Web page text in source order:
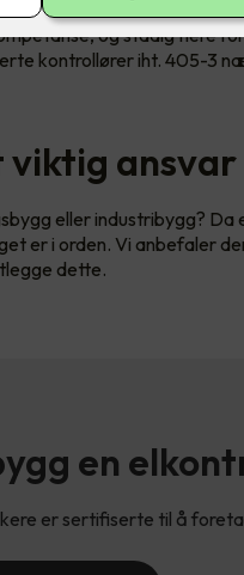
og stadig flere
kontrollører iht. 405-3
ansvar
eller industribygg?
er i orden. Vi anbefaler
dette.
en
er sertifiserte til å